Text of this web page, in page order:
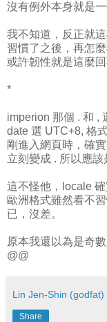
沒有例外本身就是
我不知道，反正就
習慣了之後，再怎
或許韌性就是這麼
*
imperion 那個 . 和 ,
date 選 UTC+8, 格
剛進入網頁時，確
立刻變成 . 所以應該
這不怪他，locale
歐洲格式雖然看不
已，沒差。
原本我還以為是奇
@@
Lin Jen-Shin (godfat)
Share